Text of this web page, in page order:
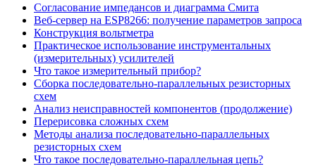
Согласование импедансов и диаграмма Смита
Веб-сервер на ESP8266: получение параметров запроса
Конструкция вольтметра
Практическое использование инструментальных
(измерительных) усилителей
Что такое измерительный прибор?
Сборка последовательно-параллельных резисторных
схем
Анализ неисправностей компонентов (продолжение)
Перерисовка сложных схем
Методы анализа последовательно-параллельных
резисторных схем
Что такое последовательно-параллельная цепь?